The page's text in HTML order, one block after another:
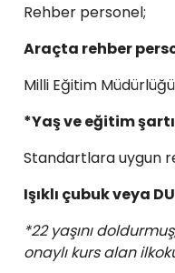
Rehber personel;
Araçta rehber
Milli Eğitim
*Yaş ve eğitim
Standartlara uygun
Işıklı çubuk veya
*22 yaşını
onaylı kurs alan